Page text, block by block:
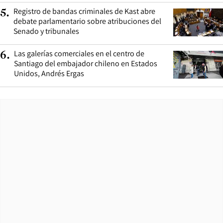
5. Registro de bandas criminales de Kast abre
debate parlamentario sobre atribuciones del
Senado y tribunales
6. Las galerías comerciales en el centro de
Santiago del embajador chileno en Estados
Unidos, Andrés Ergas